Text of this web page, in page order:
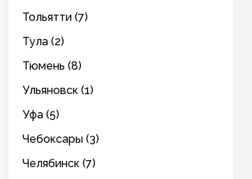
Тольятти (7)
Тула (2)
Тюмень (8)
Ульяновск (1)
Уфа (5)
Чебоксары (3)
Челябинск (7)